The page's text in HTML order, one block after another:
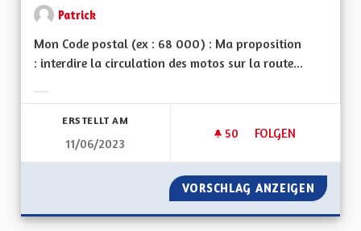
Patrick
Mon Code postal (ex : 68 000) : Ma proposition
: interdire la circulation des motos sur la route...
ERSTELLT AM
11/06/2023
50 50 FOLLOWER
FOLGEN
ROUTE DES
VORSCHLAG ANZEIGEN